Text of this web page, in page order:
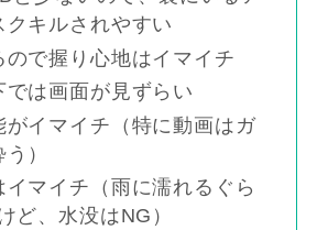
クキルされやすい
ので握り心地はイマイチ
では画面が見ずらい
がイマイチ（特に動画はガ
）
イマイチ（雨に濡れるぐら
ど、水没はNG）